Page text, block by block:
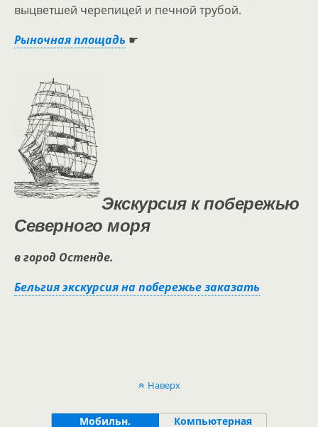
выцветшей черепицей и печной трубой.
Рыночная площадь ☛
Экскурсия к побережью
Северного моря
в город Остенде.
Бельгия экскурсия на побережье заказать
Наверх
Мобильн. Компьютерная